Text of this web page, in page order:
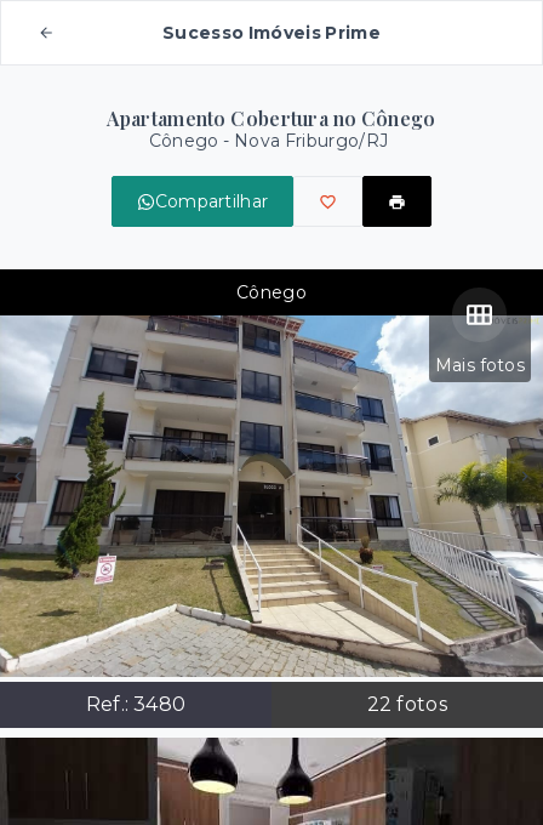
Sucesso Imóveis Prime
Apartamento Cobertura no Cônego
Cônego - Nova Friburgo/RJ
Compartilhar
Mais fotos
Ref.: 3480 22 fotos
Cônego